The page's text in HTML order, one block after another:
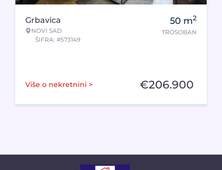
Grbavica
NOVI SAD
ŠIFRA: #573149
50 m2
TROSOBAN
Više o nekretnini > €206.900